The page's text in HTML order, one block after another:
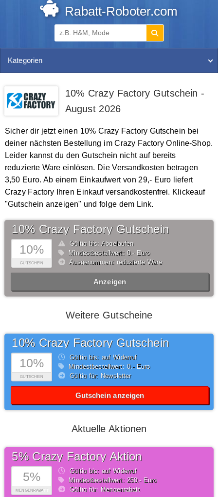
Rabatt-Roboter.com
Kategorien
10% Crazy Factory Gutschein -
August 2026
Sicher dir jetzt einen 10% Crazy Factory Gutschein bei
deiner nächsten Bestellung im Crazy Factory Online-Shop.
Leider kannst du den Gutschein nicht auf bereits
reduzierte Ware einlösen. Die Versandkosten betragen
3,50 Euro. Ab einem Einkaufwert von 29,- Euro liefert
Crazy Factory Ihren Einkauf versandkostenfrei. Klickeauf
"Gutschein anzeigen" und folge dem Link.
10%
GUTSCHEIN
10% Crazy Factory Gutschein
Gültig bis: Abgelaufen
Mindestbestellwert: 0,- Euro
Ausgenommen: reduzierte Ware
Anzeigen
Weitere Gutscheine
10%
GUTSCHEIN
10% Crazy Factory Gutschein
Gültig bis: auf Widerruf
Mindestbestellwert: 0,- Euro
Gültig für: Newsletter
Gutschein anzeigen
Aktuelle Aktionen
5%
MENGENRABATT
5% Crazy Factory Aktion
Gültig bis: auf Widerruf
Mindestbestellwert: 250,- Euro
Gültig für: Mengenrabatt